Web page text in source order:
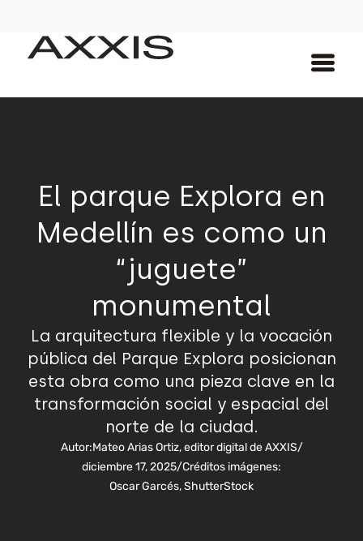
El parque Explora en
Medellín es como un
“juguete”
monumental
La arquitectura flexible y la vocación
pública del Parque Explora posicionan
esta obra como una pieza clave en la
transformación social y espacial del
norte de la ciudad.
Autor:Mateo Arias Ortiz, editor digital de AXXIS/
diciembre 17, 2025/Créditos imágenes:
Oscar Garcés, ShutterStock